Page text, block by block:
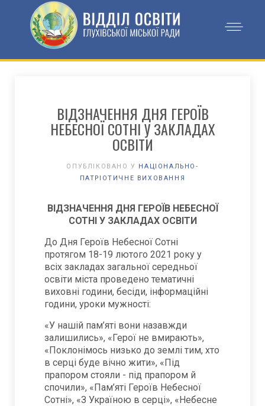
ВІДЗНАЧЕННЯ ДНЯ ГЕРОЇВ
НЕБЕСНОЇ СОТНІ У ЗАКЛАДАХ
ОСВІТИ
ОПУБЛІКОВАНО У НАЦІОНАЛЬНО-
ПАТРІОТИЧНЕ ВИХОВАННЯ
ВІДЗНАЧЕННЯ ДНЯ ГЕРОЇВ НЕБЕСНОЇ
СОТНІ У ЗАКЛАДАХ ОСВІТИ
До Дня Героїв Небесної Сотні
протягом 18-19 лютого 2021 року у
всіх закладах загальної середньої
освіти міста проведено тематичні
виховні години, бесіди, інформаційні
години, уроки мужності:
«У нашій пам’яті вони назавжди
залишились», «Герої не вмирають»,
«Поклонімось низько до землі тим, хто
в серці буде вічно жити», «Під
прапором стояли - під прапором й
спочили», «Пам’яті Героїв Небесної
Сотні», «З Україною в серці», «Небесне